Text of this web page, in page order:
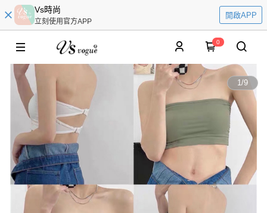
Vs時尚
立刻使用官方APP
開啟APP
0
1/9